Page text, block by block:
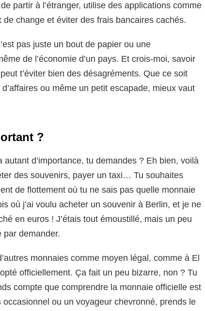
partir à l’étranger, utilise des applications comme
change et éviter des frais bancaires cachés.
pas juste un bout de papier ou une
de l’économie d’un pays. Et crois-moi, savoir
t’éviter bien des désagréments. Que ce soit
ou même un petit escapade, mieux vaut
?
d’importance, tu demandes ? Eh bien, voilà
des souvenirs, payer un taxi… Tu souhaites
de flottement où tu ne sais pas quelle monnaie
où j’ai voulu acheter un souvenir à Berlin, et je ne
en euros ! J’étais tout émoustillé, mais un peu
par demander.
monnaies comme moyen légal, comme à El
officiellement. Ça fait un peu bizarre, non ? Tu
compte que comprendre la monnaie officielle est
ou un voyageur chevronné, prends le